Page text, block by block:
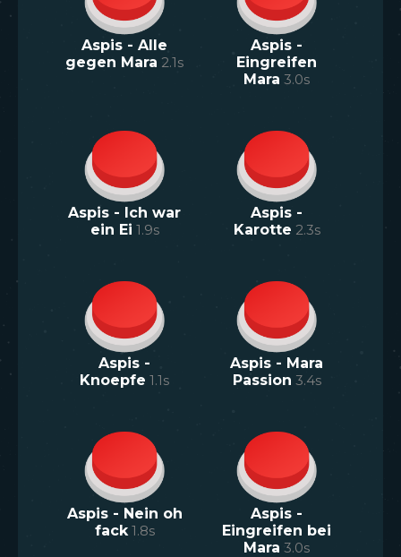
Aspis - Alle
gegen Mara 2.1s
Aspis -
Eingreifen
Mara 3.0s
Aspis - Ich war
ein Ei 1.9s
Aspis -
Karotte 2.3s
Aspis -
Knoepfe 1.1s
Aspis - Mara
Passion 3.4s
Aspis - Nein oh
fack 1.8s
Aspis -
Eingreifen bei
Mara 3.0s